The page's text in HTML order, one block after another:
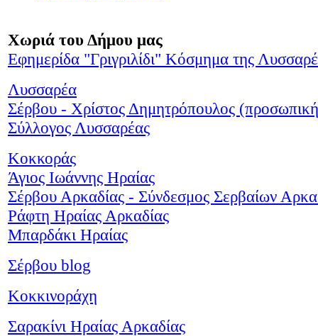
Χωριά του Δήμου μας
Εφημερίδα "Γριγριλίδι" Κόσμημα της
Λυσσαρέα
Σέρβου - Χρίστος Δημητρόπουλος
Σύλλογος Λυσσαρέας
Κοκκοράς
Άγιος Ιωάννης Ηραίας
Σέρβου Αρκαδίας - Σύνδεσμος Σερβαίων
Ράφτη Ηραίας Αρκαδίας
Μπαρδάκι Ηραίας
Σέρβου blog
Κοκκινοράχη
Σαρακίνι Ηραίας Αρκαδίας